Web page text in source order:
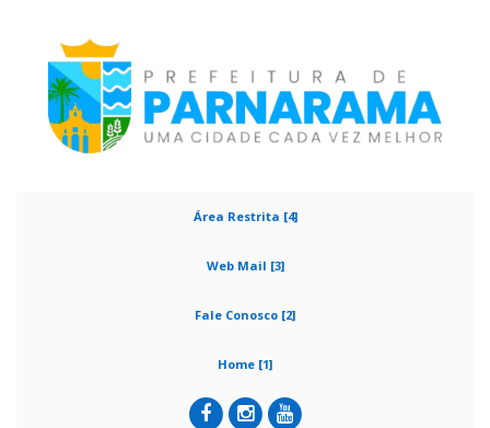
Área Restrita [4]
Web Mail [3]
Fale Conosco [2]
Home [1]